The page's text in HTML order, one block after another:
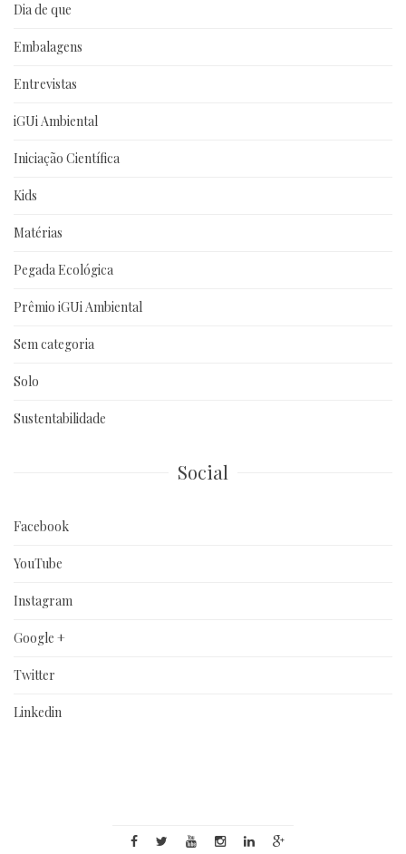
Dia de que
Embalagens
Entrevistas
iGUi Ambiental
Iniciação Científica
Kids
Matérias
Pegada Ecológica
Prêmio iGUi Ambiental
Sem categoria
Solo
Sustentabilidade
Social
Facebook
YouTube
Instagram
Google +
Twitter
Linkedin